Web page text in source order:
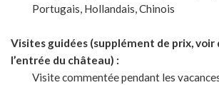
Portugais, Hollandais, Chinois
Visites guidées (supplément de prix,
l’entrée du château) :
Visite commentée pendant les